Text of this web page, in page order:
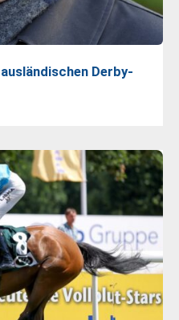
Derby-